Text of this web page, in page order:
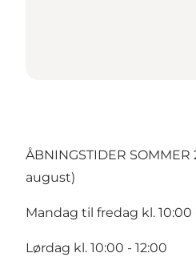
ÅBNINGSTIDER SOMMER
august)
Mandag til fredag kl. 10:00
Lørdag kl. 10:00 - 12:00